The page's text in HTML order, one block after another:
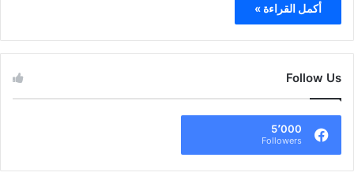
أكمل القراءة »
Follow Us
5٬000
Followers